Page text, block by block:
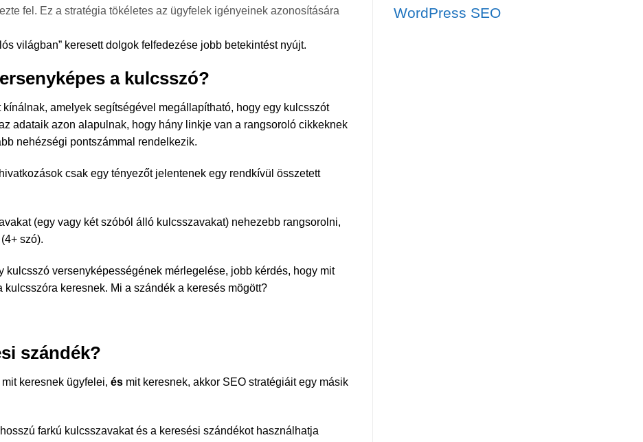
fel. Ez a stratégia tökéletes az ügyfelek igényeinek azonosítására
világban” keresett dolgok felfedezése jobb betekintést nyújt.
a kulcsszó?
amelyek segítségével megállapítható, hogy egy kulcsszót
adataik azon alapulnak, hogy hány linkje van a rangsoroló cikkeknek
nehézségi pontszámmal rendelkezik.
csak egy tényezőt jelentenek egy rendkívül összetett
(egy vagy két szóból álló kulcsszavakat) nehezebb rangsorolni,
szó).
kulcsszó versenyképességének mérlegelése, jobb kérdés, hogy mit
keresnek. Mi a szándék a keresés mögött?
szándék?
keresnek ügyfelei, és mit keresnek, akkor SEO stratégiáit egy másik
farkú kulcsszavakat és a keresési szándékot használhatja
WordPress SEO